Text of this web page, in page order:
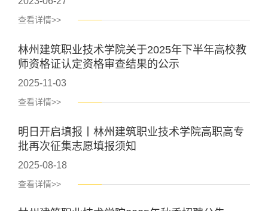
查看详情>>
林州建筑职业技术学院关于2025年下半年高校教
师资格证认定资格审查结果的公示
查看详情>>
2025-11-03
明日开启填报丨林州建筑职业技术学院高职高专
批再次征集志愿填报须知
查看详情>>
2025-08-18